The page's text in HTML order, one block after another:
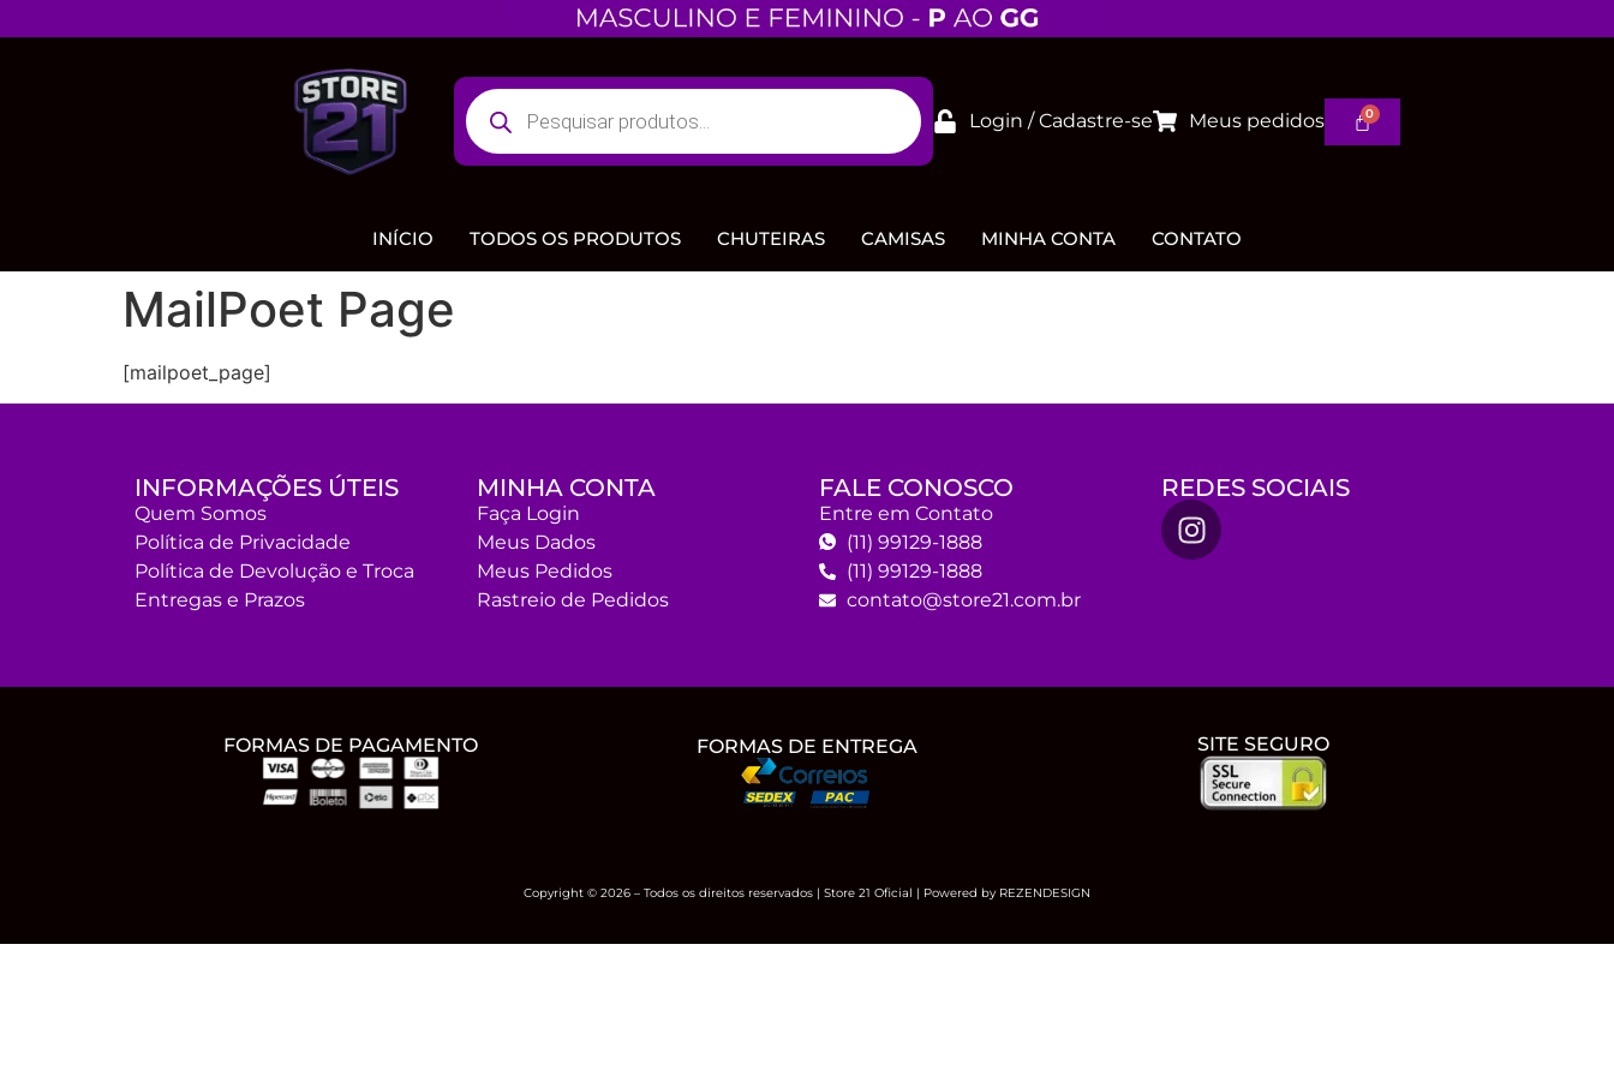
Login / Cadastre-se Meus pedidos
INÍCIO TODOS OS PRODUTOS CHUTEIRAS CAMISAS MINHA CONTA CONTATO
MailPoet Page
[mailpoet_page]
INFORMAÇÕES ÚTEIS
Quem Somos
Política de Privacidade
Política de Devolução e Troca
Entregas e Prazos
MINHA CONTA
Faça Login
Meus Dados
Meus Pedidos
Rastreio de Pedidos
FALE CONOSCO
Entre em Contato
(11) 99129-1888
(11) 99129-1888
contato@store21.com.br
REDES SOCIAIS
FORMAS DE PAGAMENTO FORMAS DE ENTREGA SITE SEGURO
Copyright © 2026 – Todos os direitos reservados | Store 21 Oficial | Powered by REZENDESIGN